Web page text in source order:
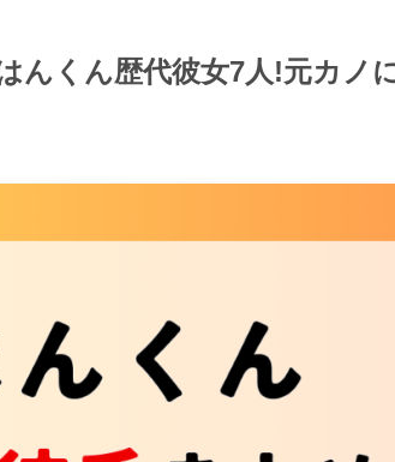
んくん歴代彼女7人!元カノ